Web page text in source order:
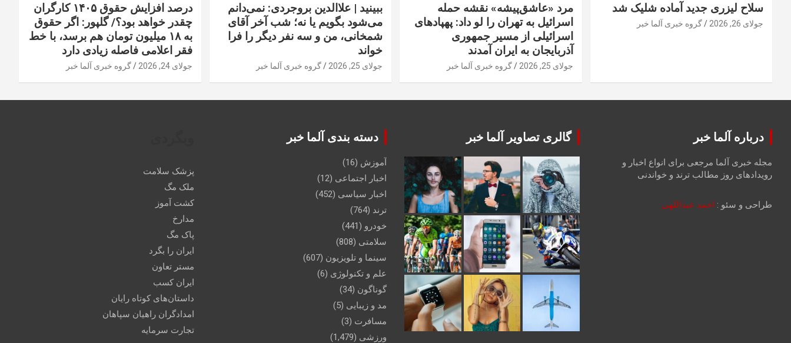
سلاح لیزری جدید آماده شلیک شد
جولای 26, 2026 گروه خبری آلما خبر
مرد «عاشق‌پیشه» نقشه حمله
اسرائیل به تهران را لو داد: پهپادهای
اسرائیلی از مسیر جمهوری
آذربایجان به ایران آمدند
جولای 25, 2026 گروه خبری آلما خبر
ببینید | علاالدین بروجردی: نمی‌دانم
می‌شود بگویم یا نه؛ شب آخر آقای
شمخانی، من و سه نفر دیگر را فرا
خواند
جولای 25, 2026 گروه خبری آلما خبر
درصد افزایش حقوق ۱۴۰۵ کارگران
چقدر خواهد بود؟/ گلپور: اگر حقوق
به ۱۸ میلیون تومان هم برسد، با خط
فقر اعلامی فاصله زیادی دارد
جولای 24, 2026 گروه خبری آلما خبر
درباره آلما خبر
مجله خبری آلما مرجعی برای انواع اخبار و
رویدادهای روز مطالب ترند و خواندنی
طراحی و سئو : احمد عبداللهی
گالری تصاویر آلما خبر دسته بندی آلما خبر
آموزش (16)
اخبار اجتماعی (12)
اخبار سیاسی (452)
ترند (764)
خودرو (441)
سلامتی (808)
سینما و تلویزیون (607)
علم و تکنولوژی (6)
گوناگون (34)
مد و زیبایی (5)
مسافرت (3)
ورزشی (1,479)
پزشک سلامت
ملک مگ
کشت آموز
مدارخ
پاک مگ
ایران را بگرد
مستر تعاون
ایران کسب
داستان‌های کوتاه رایان
امدادگران راهیان سپاهان
تجارت سرمایه